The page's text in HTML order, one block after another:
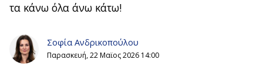
τα κάνω όλα άνω κάτω!
Σοφία Ανδρικοπούλου
Παρασκευή, 22 Μαϊος 2026 14:00